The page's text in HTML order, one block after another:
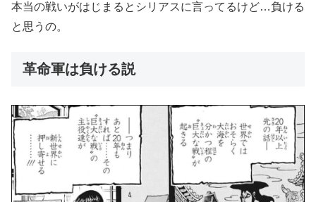
本当の戦いがはじまるとシリアスに言ってるけど…負ける
と思うの。
革命軍は負ける説